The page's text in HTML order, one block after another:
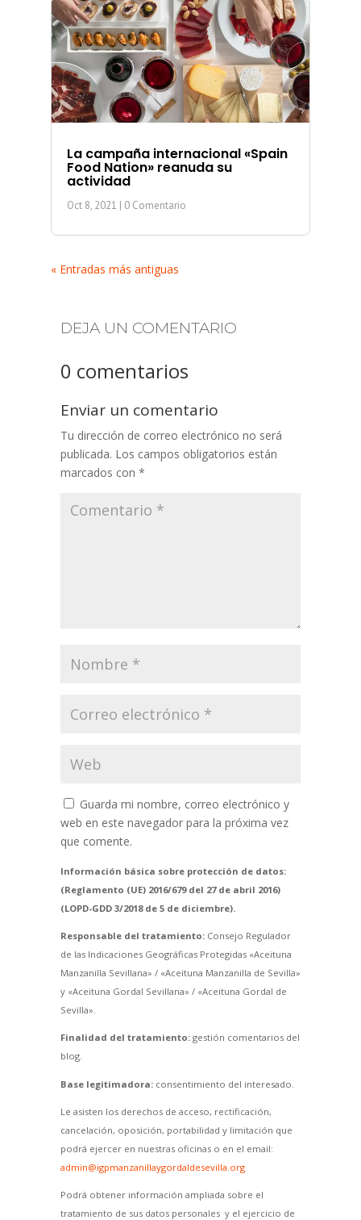
La campaña internacional «Spain
Food Nation» reanuda su
actividad
Oct 8, 2021 | 0 Comentario
« Entradas más antiguas
DEJA UN COMENTARIO
0 comentarios
Enviar un comentario
Tu dirección de correo electrónico no será
publicada. Los campos obligatorios están
marcados con *
Guarda mi nombre, correo electrónico y
web en este navegador para la próxima vez
que comente.
Información básica sobre protección de datos:
(Reglamento (UE) 2016/679 del 27 de abril 2016)
(LOPD-GDD 3/2018 de 5 de diciembre).
Responsable del tratamiento:Consejo Regulador
de las Indicaciones Geográficas Protegidas «Aceituna
Manzanilla Sevillana» / «Aceituna Manzanilla de Sevilla»
y «Aceituna Gordal Sevillana» / «Aceituna Gordal de
Sevilla».
Finalidad del tratamiento:gestión comentarios del
blog.
Base legitimadora:consentimiento del interesado.
Le asisten los derechos de acceso, rectificación,
cancelación, oposición, portabilidad y limitación que
podrá ejercer en nuestras oficinas o en el email:
admin@igpmanzanillaygordaldesevilla.org
Podrá obtener información ampliada sobre el
tratamiento de sus datos personales y el ejercicio de